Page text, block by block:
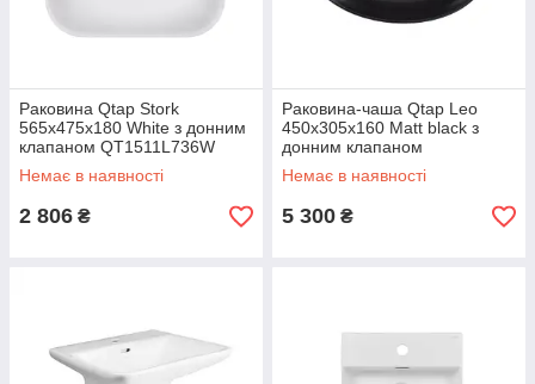
Раковина Qtap Stork
565х475х180 White з донним
клапаном QT1511L736W
Немає в наявності
2 806 ₴
Раковина-чаша Qtap Leo
450х305х160 Matt black з
донним клапаном
QT1111A052MB
Немає в наявності
5 300 ₴